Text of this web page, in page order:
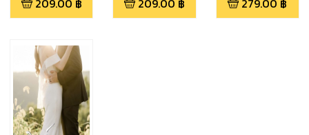
209.00 ฿ 209.00 ฿ 279.00 ฿